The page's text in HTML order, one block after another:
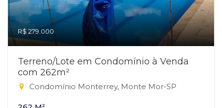
R$ 279.000
Terreno/Lote em Condomínio à Venda
com 262m²
Condomínio Monterrey, Monte Mor-SP